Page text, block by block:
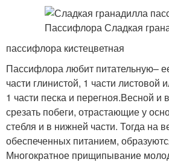
пассифлора кистецветная
Пассифлора любит питательную–
части глинистой, 1 части листовой
1 части песка и перегноя.Весной и
срезать побеги, отрастающие у
стебля и в нижней части. Тогда на
обеспеченных питанием,
Многократное прищипывание